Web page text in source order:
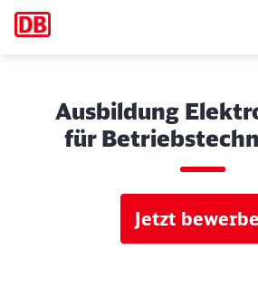
Ausbildung
für
Jetzt